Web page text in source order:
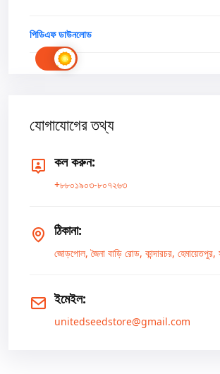
পিডিএফ ডাউনলোড
যোগাযোগের তথ্য
কল করুন:
+৮৮০১৯০৩-৮০৭২৬৩
ঠিকানা:
জোড়পোল, জৈনা বাড়ি রোড, কান্দারচর, হেমায়েতপুর,
ইমেইল:
unitedseedstore@gmail.com